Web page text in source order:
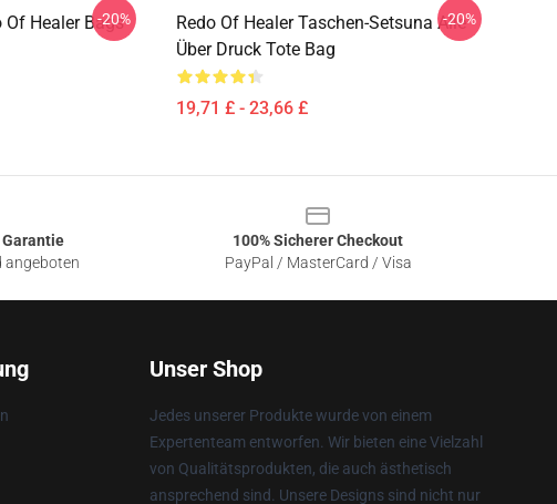
Of Healer Bags
-20%
Redo Of Healer Taschen-Setsuna Alle
Über Druck Tote Bag
19,71 £ - 23,66 £
-20%
angeboten
100% Sicherer Checkout
PayPal / MasterCard / Visa
Unser Shop
Jedes unserer Produkte wurde von einem
Expertenteam entworfen. Wir bieten eine Vielzahl
von Qualitätsprodukten, die auch ästhetisch
ansprechend sind. Unsere Designs sind nicht nur